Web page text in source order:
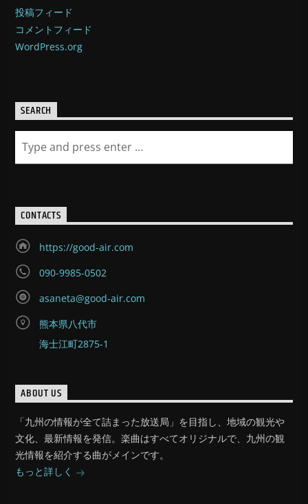
投稿フィード
コメントフィード
WordPress.org
SEARCH
CONTACTS
https://good-air.com
090-9985-0502
asaneta@good-air.com
熊本県八代市
海士江町2875-1
ABOUT US
「九州の情報が全て詰まった放送局」を目指し、地域の観光や
文化、最新情報を発信。楽曲はすべてオリジナルで、九州の観
光情報を紹介する曲がメインです。
もっと詳しく